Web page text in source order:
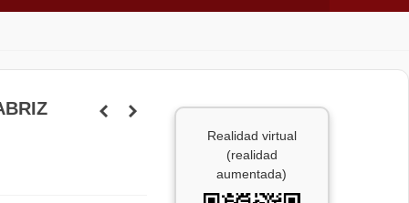
Realidad virtual
(realidad
aumentada)